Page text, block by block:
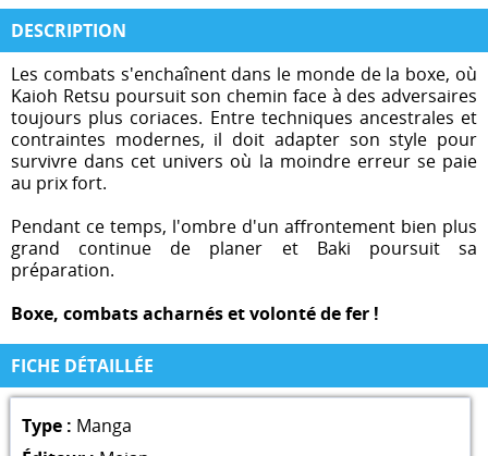
DESCRIPTION
Les combats s'enchaînent dans le monde de la boxe, où
Kaioh Retsu poursuit son chemin face à des adversaires
toujours plus coriaces. Entre techniques ancestrales et
contraintes modernes, il doit adapter son style pour
survivre dans cet univers où la moindre erreur se paie
au prix fort.
Pendant ce temps, l'ombre d'un affrontement bien plus
grand continue de planer et Baki poursuit sa
préparation.
Boxe, combats acharnés et volonté de fer !
FICHE DÉTAILLÉE
Type : Manga